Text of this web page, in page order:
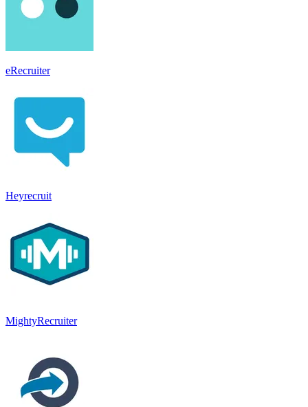
eRecruiter
Heyrecruit
MightyRecruiter